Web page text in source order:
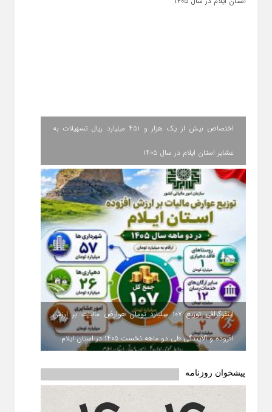
اختصاص بیش از یک هزار و ۴۵۱ میلیارد ریال تسهیلات به
عشایر استان ایلام در سال ۱۴۰۵
اینفوگرافی توزیع ۱۰۷ میلیارد تومان عوارض مالیات بر ارزش
افزوده و آلایندگی طی دو ماهه نخست ۱۴۰۵ در استان ایلام
پیشخوان روزنامه